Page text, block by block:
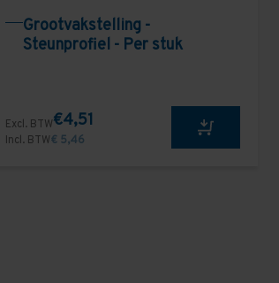
Grootvakstelling -
Steunprofiel - Per stuk
Excl. BTW€4,51
Incl. BTW€ 5,46